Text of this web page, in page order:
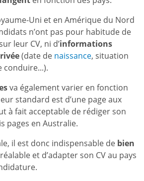
Uni et en Amérique du Nord
n’ont pas pour habitude de
leur CV, ni d’informations
(date de naissance, situation
conduire...).
va également varier en fonction
standard est d’une page aux
à fait acceptable de rédiger son
pages en Australie.
il est donc indispensable de bien
et d’adapter son CV au pays